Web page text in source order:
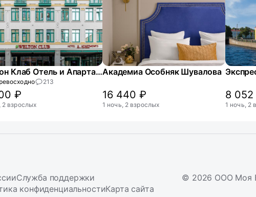
Велтон Клаб Отель и Апартаменты (Welton Club Hotel & Apartments)
213
₽
2 взрослых
Академиа Особняк Шувалова
16 440 ₽
1 ночь, 2 взрослых
8
1 ночь, 2
Служба поддержки
конфиденциальностиКарта сайта
© 2026 ООО Моя